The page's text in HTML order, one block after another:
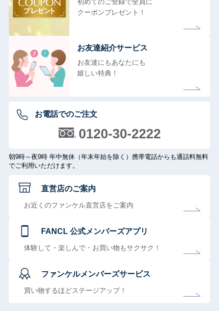
クーポンプレゼント！
お友達紹介サービス
お友達にもあなたにも
嬉しい特典！
お電話でのご注文
0120-30-2222
朝9時～夜9時 年中無休（年末年始を除く）携帯電話からも通話料無料
でご利用いただけます。
直営店のご案内
お近くのファンケル直営店をご案内
FANCL 公式メンバーズアプリ
体験して・楽しんで・お買い物もサクサク！
ファンケルメンバーズサービス
買い物するほどステージアップ！